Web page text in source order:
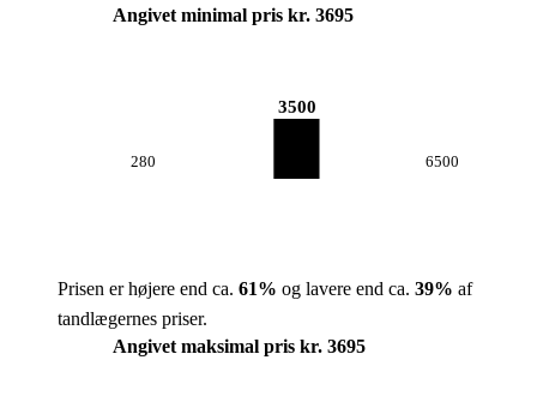
Angivet minimal pris kr. 3695
280
3500
6500
Prisen er højere end ca. 61% og lavere end ca. 39% af
tandlægernes priser.
Angivet maksimal pris kr. 3695